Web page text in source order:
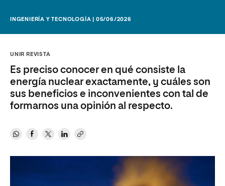
INGENIERÍA Y TECNOLOGÍA | 05/06/2026
UNIR REVISTA
Es preciso conocer en qué consiste la
energía nuclear exactamente, y cuáles son
sus beneficios e inconvenientes con tal de
formarnos una opinión al respecto.